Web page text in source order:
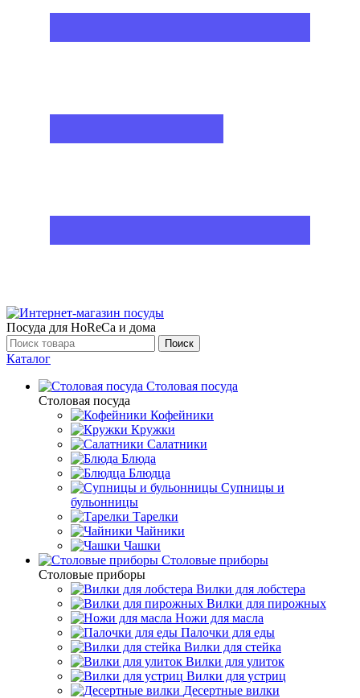
Посуда для HoReCa и дома
Поиск
Каталог
Столовая посуда
Столовая посуда
Кофейники
Кружки
Салатники
Блюда
Блюдца
Супницы и
бульонницы
Тарелки
Чайники
Чашки
Cтоловые приборы
Cтоловые приборы
Вилки для лобстера
Вилки для пирожных
Ножи для масла
Палочки для еды
Вилки для стейка
Вилки для улиток
Вилки для устриц
Десертные вилки